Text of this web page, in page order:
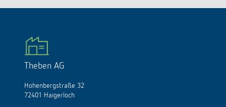
Theben AG
Hohenbergstraße 32
72401 Haigerloch